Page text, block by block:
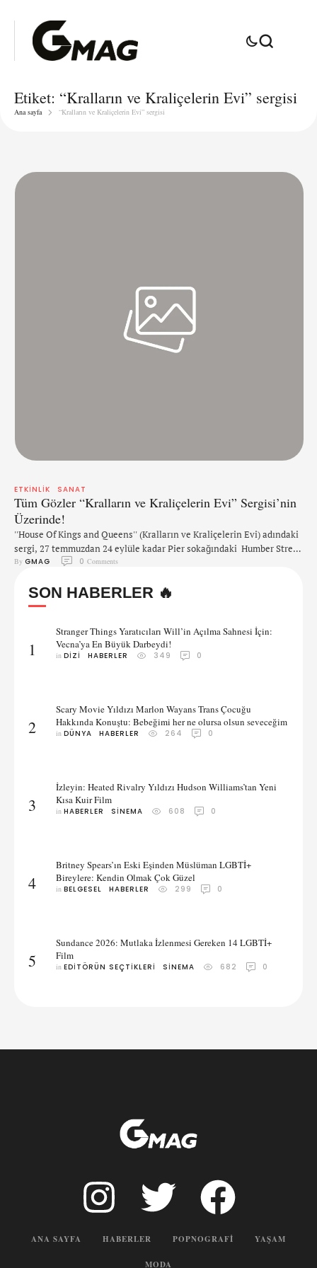
Etiket: “Kralların ve Kraliçelerin Evi” sergisi
Ana sayfa “Kralların ve Kraliçelerin Evi” sergisi
ETKINLIK SANAT
Tüm Gözler “Kralların ve Kraliçelerin Evi” Sergisi’nin
Üzerinde!
''House Of Kings and Queens'' (Kralların ve Kraliçelerin Evi) adındaki
sergi, 27 temmuzdan 24 eylüle kadar Pier sokağındaki Humber Street
Gallery'nin 4. galerisinde sergilenecek. Uluslar arası belgesel
programında güçlü bir sergi yapmaya hazırlanıyor. O gün, İngiltere'de
eşcinselliğin suç olmaktan çıkmasının öncüsü "Cinsel Saldırı
By GMAG 0 Comments
SON HABERLER 🔥
1
Stranger Things Yaratıcıları Will’in Açılma Sahnesi İçin:
Vecna’ya En Büyük Darbeydi!
in DIZI HABERLER 349 0
2
Scary Movie Yıldızı Marlon Wayans Trans Çocuğu
Hakkında Konuştu: Bebeğimi her ne olursa olsun seveceğim
in DÜNYA HABERLER 264 0
3
İzleyin: Heated Rivalry Yıldızı Hudson Williams’tan Yeni
Kısa Kuir Film
in HABERLER SINEMA 608 0
4
Britney Spears’ın Eski Eşinden Müslüman LGBTİ+
Bireylere: Kendin Olmak Çok Güzel
in BELGESEL HABERLER 299 0
5
Sundance 2026: Mutlaka İzlenmesi Gereken 14 LGBTİ+
Film
in EDITÖRÜN SEÇTIKLERI SINEMA 682 0
ANA SAYFA HABERLER POPNOGRAFI YAŞAM
MODA